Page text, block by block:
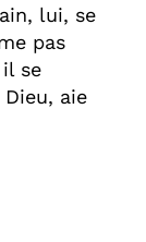
lui, se
pas
se
aie